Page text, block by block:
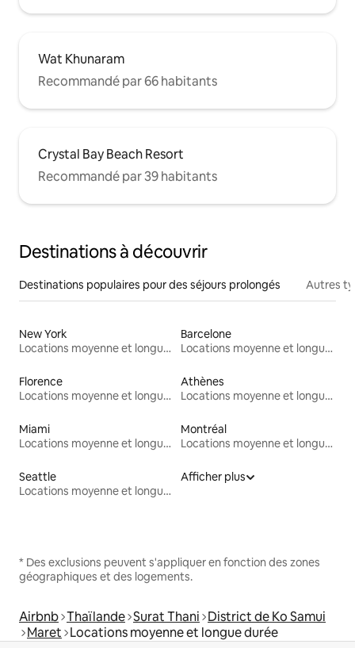
Wat Khunaram
Recommandé par 66 habitants
Crystal Bay Beach Resort
Recommandé par 39 habitants
Destinations à découvrir
Destinations populaires pour des séjours prolongés Autres
New York
Locations moyenne et longue durée
Barcelone
Locations moyenne et longue durée
Florence
Locations moyenne et longue durée
Athènes
Locations moyenne et longue durée
Miami
Locations moyenne et longue durée
Montréal
Locations moyenne et longue durée
Seattle
Locations moyenne et longue durée
Afficher plus
* Des exclusions peuvent s'appliquer en fonction des zones
géographiques et des logements.
Airbnb Thaïlande Surat Thani District de Ko Samui
Maret Locations moyenne et longue durée